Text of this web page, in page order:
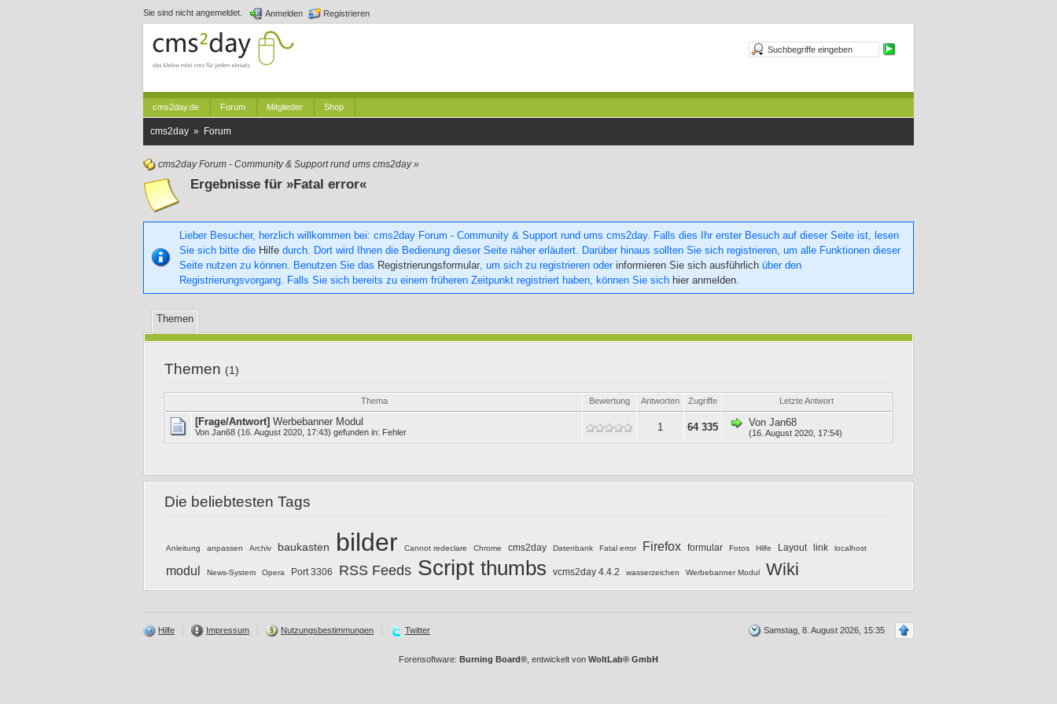
Sie sind nicht angemeldet. Anmelden Registrieren
cms2day.de Forum Mitglieder Shop
cms2day » Forum
cms2day Forum - Community & Support rund ums cms2day»
Ergebnisse für »Fatal error«
Lieber Besucher, herzlich willkommen bei: cms2day Forum - Community & Support rund ums cms2day. Falls dies Ihr erster Besuch auf dieser Seite ist, lesen
Sie sich bitte die Hilfe durch. Dort wird Ihnen die Bedienung dieser Seite näher erläutert. Darüber hinaus sollten Sie sich registrieren, um alle Funktionen dieser
Seite nutzen zu können. Benutzen Sie das Registrierungsformular, um sich zu registrieren oder informieren Sie sich ausführlich über den
Registrierungsvorgang. Falls Sie sich bereits zu einem früheren Zeitpunkt registriert haben, können Sie sich hier anmelden.
Themen
Themen (1)
Thema Bewertung Antworten Zugriffe Letzte Antwort
[Frage/Antwort] Werbebanner Modul
Von Jan68 (16. August 2020, 17:43) gefunden in: Fehler 1 64 335 Von Jan68
(16. August 2020, 17:54)
Die beliebtesten Tags
Anleitung anpassen Archiv baukasten bilder Cannot redeclare Chrome cms2day Datenbank Fatal error Firefox formular Fotos Hilfe Layout link localhost
modul News-System Opera Port 3306 RSS Feeds Script thumbs vcms2day 4.4.2 wasserzeichen Werbebanner Modul Wiki
Hilfe Impressum Nutzungsbestimmungen Twitter Samstag, 8. August 2026, 15:35
Forensoftware: Burning Board® , entwickelt von WoltLab® GmbH